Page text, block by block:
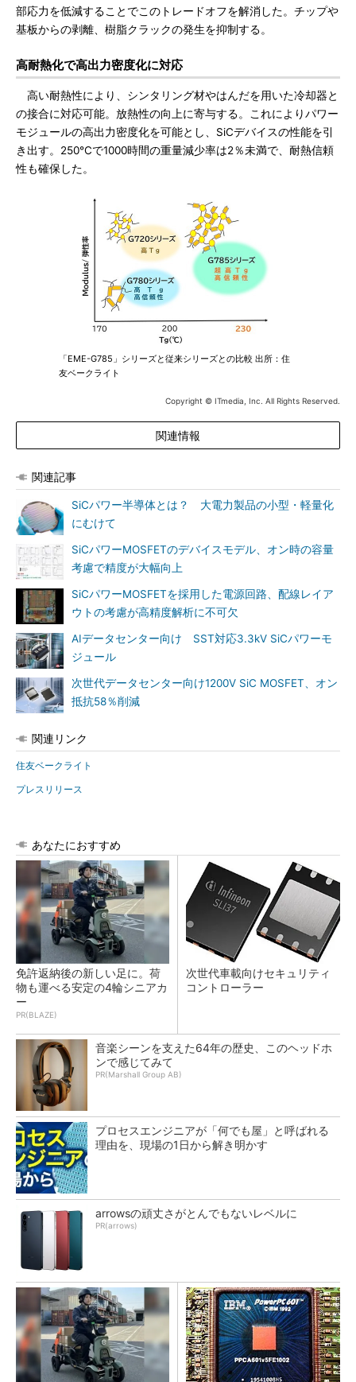
部応力を低減することでこのトレードオフを解消した。チップや
基板からの剥離、樹脂クラックの発生を抑制する。
高耐熱化で高出力密度化に対応
高い耐熱性により、シンタリング材やはんだを用いた冷却器と
の接合に対応可能。放熱性の向上に寄与する。これによりパワー
モジュールの高出力密度化を可能とし、SiCデバイスの性能を引
き出す。250℃で1000時間の重量減少率は2％未満で、耐熱信頼
性も確保した。
「EME-G785」シリーズと従来シリーズとの比較 出所：住
友ベークライト
Copyright © ITmedia, Inc. All Rights Reserved.
関連情報
関連記事
SiCパワー半導体とは？ 大電力製品の小型・軽量化
にむけて
SiCパワーMOSFETのデバイスモデル、オン時の容量
考慮で精度が大幅向上
SiCパワーMOSFETを採用した電源回路、配線レイア
ウトの考慮が高精度解析に不可欠
AIデータセンター向け SST対応3.3kV SiCパワーモ
ジュール
次世代データセンター向け1200V SiC MOSFET、オン
抵抗58％削減
関連リンク
住友ベークライト
プレスリリース
あなたにおすすめ
免許返納後の新しい足に。荷
物も運べる安定の4輪シニアカ
ー
PR(BLAZE)
次世代車載向けセキュリティ
コントローラー
音楽シーンを支えた64年の歴史、このヘッドホ
ンで感じてみて
PR(Marshall Group AB)
プロセスエンジニアが「何でも屋」と呼ばれる
理由を、現場の1日から解き明かす
arrowsの頑丈さがとんでもないレベルに
PR(arrows)